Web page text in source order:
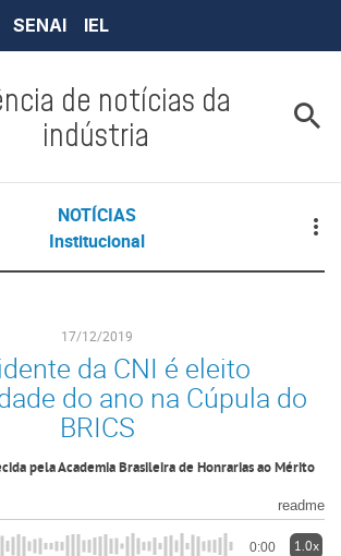
SENAI IEL
de notícias da
indústria
NOTÍCIAS
Institucional
17/12/2019
da CNI é eleito
do ano na Cúpula do
BRICS
pela Academia Brasileira de Honrarias ao Mérito
readme
0:00 1.0x